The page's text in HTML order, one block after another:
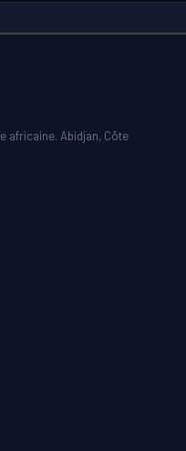
africaine. Abidjan, Côte